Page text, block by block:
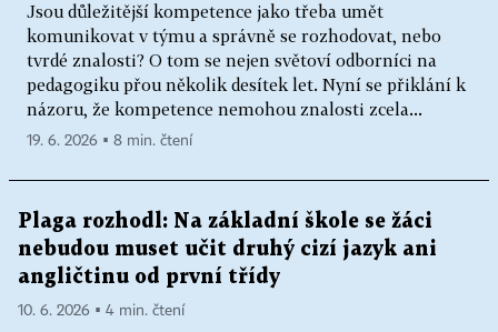
Jsou důležitější kompetence jako třeba umět
komunikovat v týmu a správně se rozhodovat, nebo
tvrdé znalosti? O tom se nejen světoví odborníci na
pedagogiku přou několik desítek let. Nyní se přiklání k
názoru, že kompetence nemohou znalosti zcela...
19. 6. 2026 ▪ 8 min. čtení
Plaga rozhodl: Na základní škole se žáci
nebudou muset učit druhý cizí jazyk ani
angličtinu od první třídy
10. 6. 2026 ▪ 4 min. čtení